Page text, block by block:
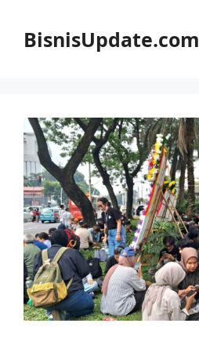
BisnisUpdate.com